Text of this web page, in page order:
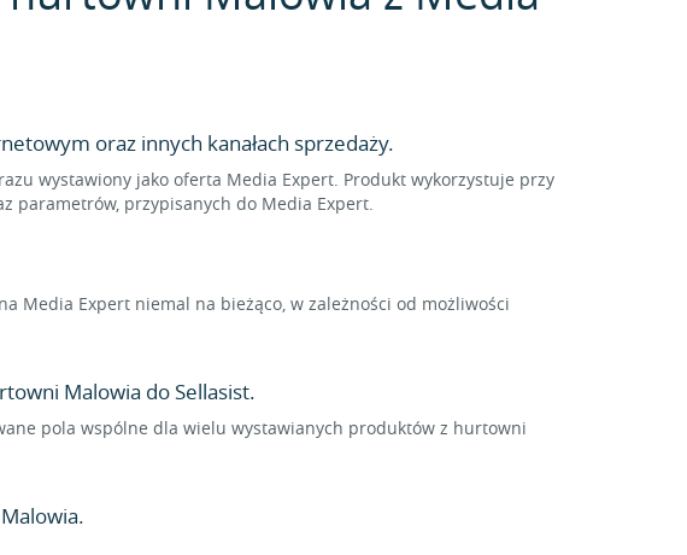
oraz innych kanałach sprzedaży.
wystawiony jako oferta Media Expert. Produkt wykorzystuje przy
parametrów, przypisanych do Media Expert.
Media Expert niemal na bieżąco, w zależności od możliwości
Malowia do Sellasist.
pola wspólne dla wielu wystawianych produktów z hurtowni